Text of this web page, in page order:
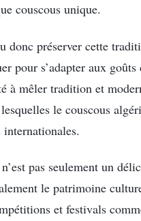
couscous unique.
donc préserver cette
pour s’adapter aux goûts
à mêler tradition et
le couscous
pas seulement un
le patrimoine
et festivals